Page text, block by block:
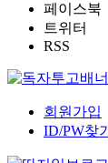
페이스북
트위터
RSS
회원가입
ID/PW찾기